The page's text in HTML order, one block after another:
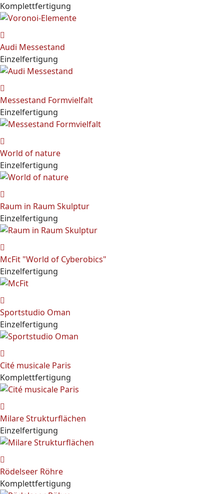
Komplettfertigung
Audi Messestand
Einzelfertigung
Messestand Formvielfalt
Einzelfertigung
World of nature
Einzelfertigung
Raum in Raum Skulptur
Einzelfertigung
McFit "World of Cyberobics"
Einzelfertigung
Sportstudio Oman
Einzelfertigung
Cité musicale Paris
Komplettfertigung
Milare Strukturflächen
Einzelfertigung
Rödelseer Röhre
Komplettfertigung